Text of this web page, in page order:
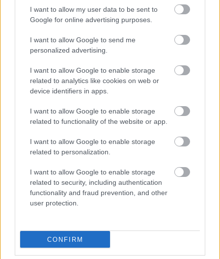
I want to allow my user data to be sent to
Google for online advertising purposes.
I want to allow Google to send me
personalized advertising.
I want to allow Google to enable storage
related to analytics like cookies on web or
device identifiers in apps.
I want to allow Google to enable storage
related to functionality of the website or app.
I want to allow Google to enable storage
related to personalization.
I want to allow Google to enable storage
related to security, including authentication
functionality and fraud prevention, and other
user protection.
CONFIRM
|| Επικαιρότητα
δρομολόγια